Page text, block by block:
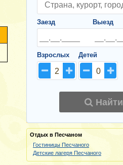
Заезд Выезд
Взрослых
2
Детей
0
Найти
Отдых в Песчаном
Гостиницы Песчаного
Детские лагеря Песчаного